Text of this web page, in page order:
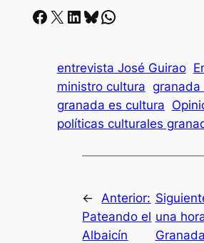
Facebook X LinkedIn Bluesky Whatsapp
entrevista José Guirao
ministro cultura granada
granada es cultura
políticas culturales
←
Anterior:
Pateando el
Albaicín
una
Granada